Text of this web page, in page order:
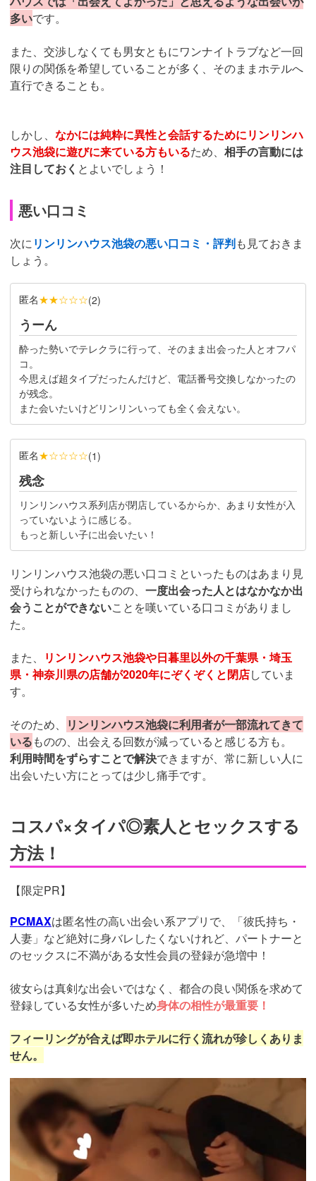
多いです。
また、交渉しなくても男女ともにワンナイトラブなど一回
限りの関係を希望していることが多く、そのままホテルへ
直行できることも。
しかし、 なかには純粋に異性と会話するためにリンリンハ
ウス池袋に遊びに来ている方もいるため、 相手の言動には
注目しておく とよいでしょう！
悪い口コミ
次にリンリンハウス池袋の悪い口コミ・評判も見ておきま
しょう。
匿名★★☆☆☆(2)
うーん
酔った勢いでテレクラに行って、そのまま出会った人とオフパ
コ。
今思えば超タイプだったんだけど、電話番号交換しなかったの
が残念。
また会いたいけどリンリンいっても全く会えない。
匿名★☆☆☆☆(1)
残念
リンリンハウス系列店が閉店しているからか、あまり女性が入
っていないように感じる。
もっと新しい子に出会いたい！
リンリンハウス池袋の悪い口コミといったものはあまり見
受けられなかったものの、 一度出会った人とはなかなか出
会うことができないことを嘆いている口コミがありまし
た。
また、
リンリンハウス池袋や日暮里以外の千葉県・埼玉
県・神奈川県の店舗が2020年にぞくぞくと閉店していま
す。
そのため、
リンリンハウス池袋に利用者が一部流れてきて
いるものの、出会える回数が減っていると感じる方も。
利用時間をずらすことで解決できますが、常に新しい人に
出会いたい方にとっては少し痛手です。
コスパ×タイパ◎素人とセックスする
方法！
【限定PR】
PCMAXは匿名性の高い出会い系アプリで、「彼氏持ち・
人妻」など絶対に身バレしたくないけれど、パートナーと
のセックスに不満がある女性会員の登録が急増中！
彼女らは真剣な出会いではなく、都合の良い関係を求めて
登録している女性が多いため身体の相性が最重要！
フィーリングが合えば即ホテルに行く流れが珍しくありま
せん。
https://pcmax.jp/lp/?
ad_id=rm307152